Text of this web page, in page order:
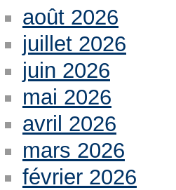
août 2026
juillet 2026
juin 2026
mai 2026
avril 2026
mars 2026
février 2026